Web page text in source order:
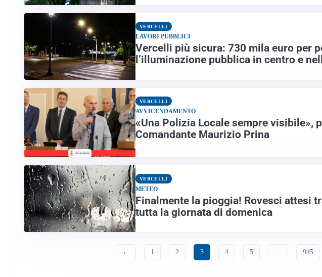
VERCELLI
LAVORI PUBBLICI
Vercelli più sicura: 730 mila euro per
l’illuminazione pubblica in centro e
VERCELLI
AVVICENDAMENTO
«Una Polizia Locale sempre visibile»,
Comandante Maurizio Prina
VERCELLI
METEO
Finalmente la pioggia! Rovesci attesi
tutta la giornata di domenica
← 1 2 3 4 5 … 945